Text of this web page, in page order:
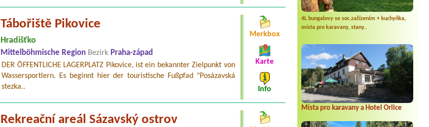
4L bungalovy se soc.zažízením + kuchyňka,
místa pro karavany, stany..
Místa pro karavany a Hotel Orlice
Tábořiště Pikovice
Hradišťko
Mittelböhmische Region Bezirk Praha-západ
DER ÖFFENTLICHE LAGERPLATZ Pikovice, ist ein bekannter Zielpunkt von
Wassersportlern. Es beginnt hier der touristische Fußpfad "Posázavská
stezka..
Merkbox
Karte
Info
Rekreační areál Sázavský ostrov